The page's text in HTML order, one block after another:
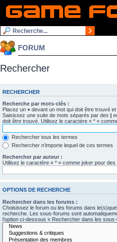
FORUM
Rechercher
RECHERCHER
Recherche par mots-clés :
Placez un + devant un mot qui doit être trouvé et
Saisissez une suite de mots séparés par des |
doit être trouvé. Utilisez le caractère « * »
Rechercher tous les termes
Rechercher n’importe lequel de ces termes
Rechercher par auteur :
Utilisez le caractère « * » comme joker pour des
OPTIONS DE RECHERCHE
Rechercher dans les forums :
Choisissez le forum ou les forums dans
recherche. Les sous-forums sont
l’option ci-dessous « Rechercher dans les sous-